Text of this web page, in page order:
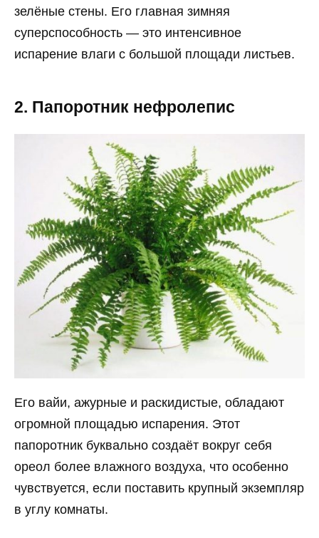
зелёные стены. Его главная зимняя
суперспособность — это интенсивное
испарение влаги с большой площади листьев.
2. Папоротник нефролепис
Его вайи, ажурные и раскидистые, обладают
огромной площадью испарения. Этот
папоротник буквально создаёт вокруг себя
ореол более влажного воздуха, что особенно
чувствуется, если поставить крупный экземпляр
в углу комнаты.